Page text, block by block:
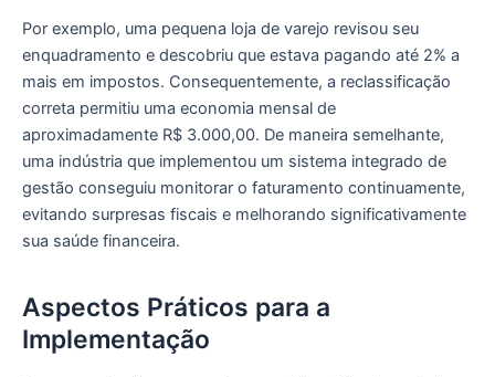
Por exemplo, uma pequena loja de varejo revisou seu
enquadramento e descobriu que estava pagando até 2% a
mais em impostos. Consequentemente, a reclassificação
correta permitiu uma economia mensal de
aproximadamente R$ 3.000,00. De maneira semelhante,
uma indústria que implementou um sistema integrado de
gestão conseguiu monitorar o faturamento continuamente,
evitando surpresas fiscais e melhorando significativamente
sua saúde financeira.
Aspectos Práticos para a
Implementação